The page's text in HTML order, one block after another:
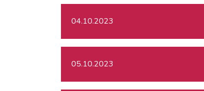
04.10.2023
05.10.2023